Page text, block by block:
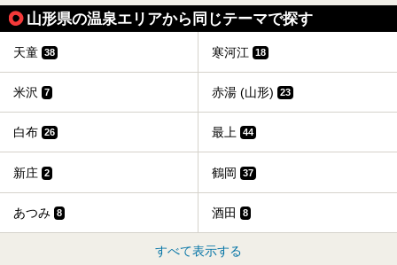
山形県の温泉エリアから同じテーマで探す
天童 38 寒河江 18
米沢 7 赤湯 (山形) 23
白布 26 最上 44
新庄 2 鶴岡 37
あつみ 8 酒田 8
すべて表示する